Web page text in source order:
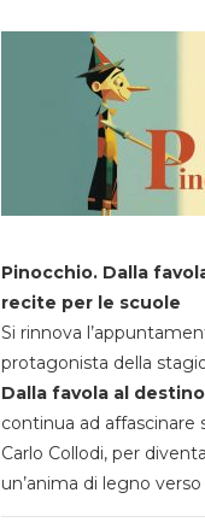
Pinocchio. Dalla
recite per le scuole
Si rinnova
protagonista della
Dalla favola al
continua ad affascinare
Carlo Collodi, per
un’anima di legno verso